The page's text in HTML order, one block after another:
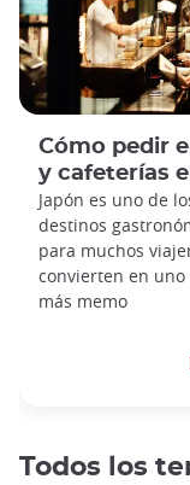
Cómo pedir
y cafeterías
Japón es uno de
destinos
para muchos
convierten en
más memo
Todos los